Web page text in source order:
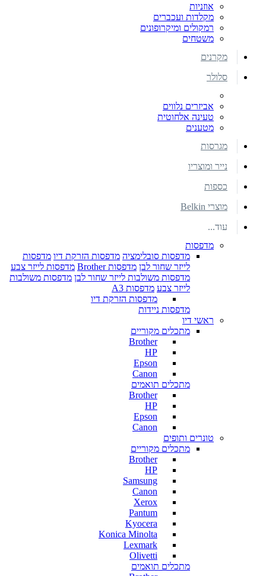
אוזניות
מקלדות ועכברים
רמקולים ומיקרופונים
משטחים
מקרנים
סלולר
אביזרים נלווים
טעינה אלחוטית
מטענים
מגרסות
נייר ומוצריו
כספות
מוצרי Belkin
עוד...
מדפסות
מדפסות סובלימציה מדפסות הזרקת דיו מדפסות
לייזר שחור לבן מדפסות Brother
מדפסות לייזר צבע
מדפסות משולבות לייזר שחור לבן מדפסות משולבות
לייזר צבע מדפסות A3
מדפסות הזרקת דיו
מדפסות ניידות
ראשי דיו
מתכלים מקוריים
Brother
HP
Epson
Canon
מתכלים תואמים
Brother
HP
Epson
Canon
טונרים ותופים
מתכלים מקוריים
Brother
HP
Samsung
Canon
Xerox
Pantum
Kyocera
Konica Minolta
Lexmark
Olivetti
מתכלים תואמים